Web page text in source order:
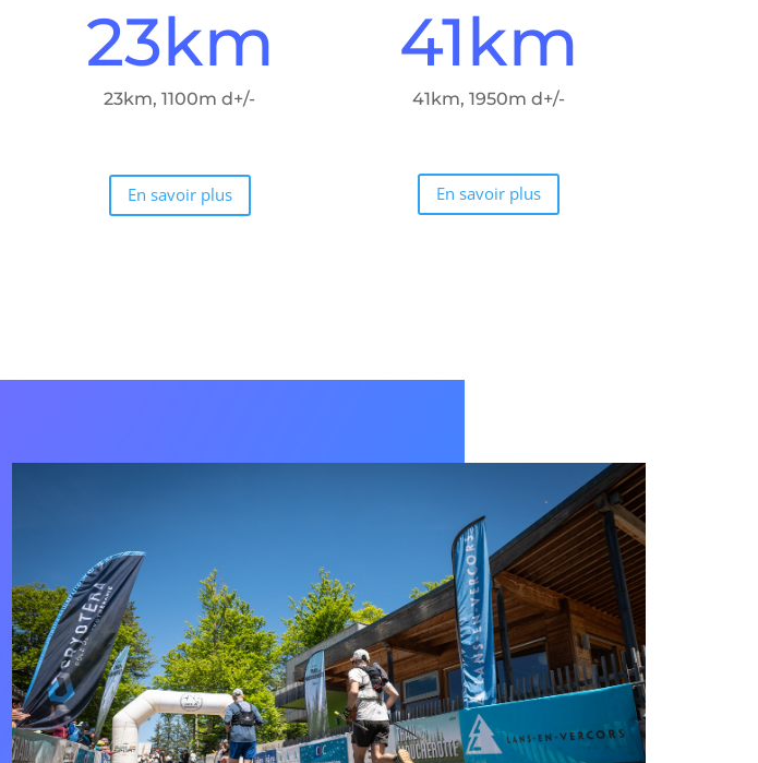
23km
23km, 1100m d+/-
En savoir plus
41km
41km, 1950m d+/-
En savoir plus